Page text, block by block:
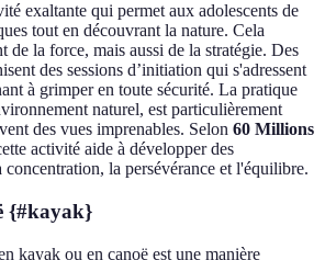
exaltante qui permet aux adolescents de
tout en découvrant la nature. Cela
de la force, mais aussi de la stratégie. Des
des sessions d’initiation qui s'adressent
à grimper en toute sécurité. La pratique
naturel, est particulièrement
des vues imprenables. Selon 60 Millions
activité aide à développer des
concentration, la persévérance et l'équilibre.
{#kayak}
kayak ou en canoë est une manière